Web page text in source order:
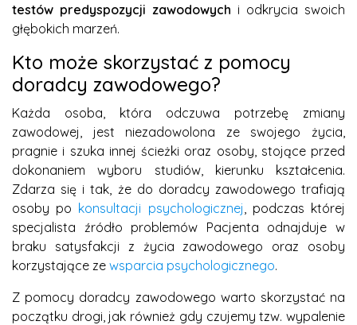
testów predyspozycji zawodowych i odkrycia swoich
głębokich marzeń.
Kto może skorzystać z pomocy
doradcy zawodowego?
Każda osoba, która odczuwa potrzebę zmiany
zawodowej, jest niezadowolona ze swojego życia,
pragnie i szuka innej ścieżki oraz osoby, stojące przed
dokonaniem wyboru studiów, kierunku kształcenia.
Zdarza się i tak, że do doradcy zawodowego trafiają
osoby po konsultacji psychologicznej , podczas której
specjalista źródło problemów Pacjenta odnajduje w
braku satysfakcji z życia zawodowego oraz osoby
korzystające ze wsparcia psychologicznego.
Z pomocy doradcy zawodowego warto skorzystać na
początku drogi, jak również gdy czujemy tzw. wypalenie